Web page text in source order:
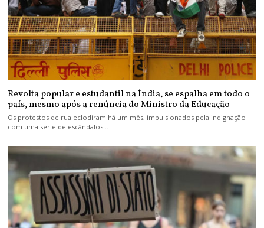
Revolta popular e estudantil na Índia, se espalha em todo o
país, mesmo após a renúncia do Ministro da Educação
Os protestos de rua eclodiram há um mês, impulsionados pela indignação
com uma série de escândalos…